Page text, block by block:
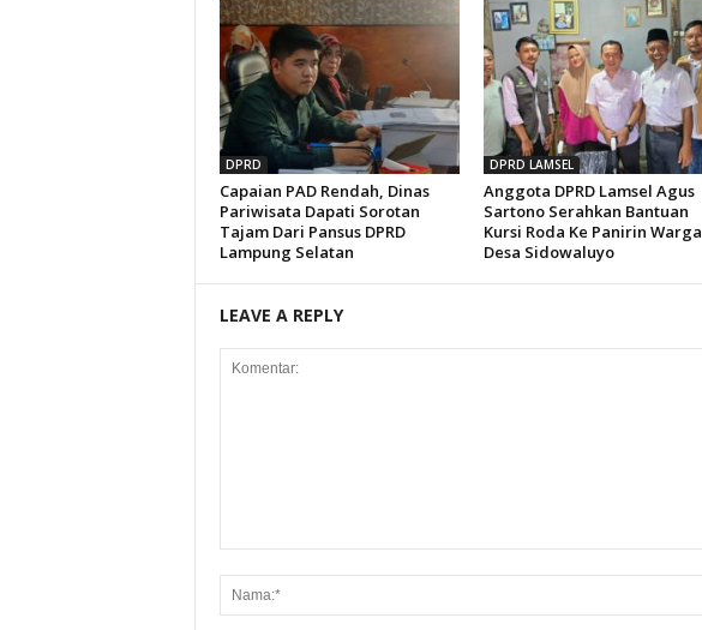
DPRD
Capaian PAD Rendah, Dinas
Pariwisata Dapati Sorotan
Tajam Dari Pansus DPRD
Lampung Selatan
DPRD LAMSEL
Anggota DPRD Lamsel Agus
Sartono Serahkan Bantuan
Kursi Roda Ke Panirin Warga
Desa Sidowaluyo
LEAVE A REPLY